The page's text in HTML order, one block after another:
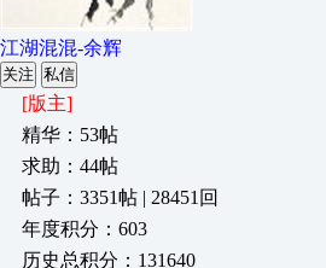
江湖混混-余辉
关注 私信
[版主]
精华：53帖
求助：44帖
帖子：3351帖 | 28451回
年度积分：603
历史总积分：131640